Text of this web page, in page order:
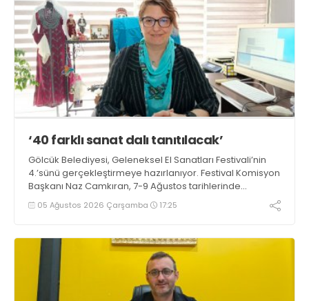
‘40 farklı sanat dalı tanıtılacak’
Gölcük Belediyesi, Geleneksel El Sanatları Festivali’nin
4.’sünü gerçekleştirmeye hazırlanıyor. Festival Komisyon
Başkanı Naz Camkıran, 7-9 Ağustos tarihlerinde
gerçekleşecek organizasyon hakkında yaptığı
açıklamada, “Yaklaşık 40 farklı sanat dalı tanıtılacak”
05 Ağustos 2026 Çarşamba 17:25